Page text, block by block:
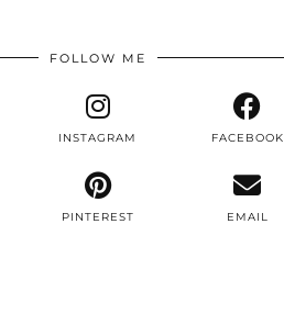
FOLLOW ME
INSTAGRAM FACEBOOK
PINTEREST EMAIL